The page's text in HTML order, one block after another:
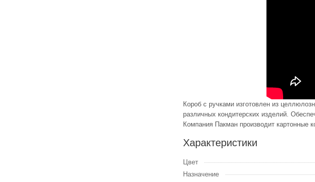
Короб с ручками изготовлен из
различных кондитерских изделий.
Компания Пакман производит картонные
Характеристики
Цвет
Назначение